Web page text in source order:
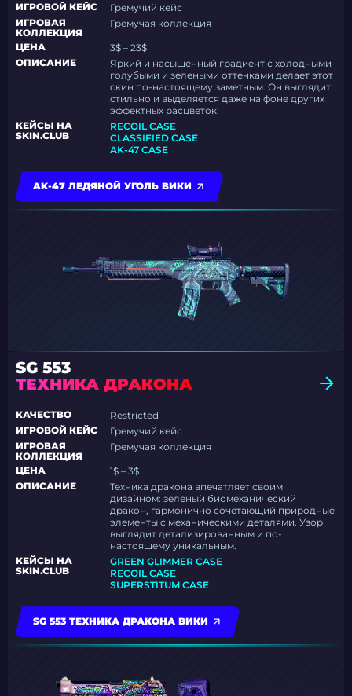
ИГРОВОЙ КЕЙС
Гремучий кейс
ИГРОВАЯ
КОЛЛЕКЦИЯ
Гремучая коллекция
ЦЕНА
3$ – 23$
ОПИСАНИЕ
Яркий и насыщенный градиент с холодными
голубыми и зелеными оттенками делает этот
скин по-настоящему заметным. Он выглядит
стильно и выделяется даже на фоне других
эффектных расцветок.
КЕЙСЫ НА
SKIN.CLUB
RECOIL CASE
CLASSIFIED CASE
AK-47 CASE
AK-47 ЛЕДЯНОЙ УГОЛЬ ВИКИ
SG 553
ТЕХНИКА ДРАКОНА
КАЧЕСТВО
Restricted
ИГРОВОЙ КЕЙС
Гремучий кейс
ИГРОВАЯ
КОЛЛЕКЦИЯ
Гремучая коллекция
ЦЕНА
1$ – 3$
ОПИСАНИЕ
Техника дракона впечатляет своим
дизайном: зеленый биомеханический
дракон, гармонично сочетающий природные
элементы с механическими деталями. Узор
выглядит детализированным и по-
настоящему уникальным.
КЕЙСЫ НА
SKIN.CLUB
GREEN GLIMMER CASE
RECOIL CASE
SUPERSTITUM CASE
SG 553 ТЕХНИКА ДРАКОНА ВИКИ